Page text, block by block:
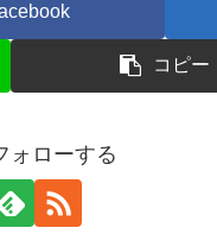
コピー
ォローする